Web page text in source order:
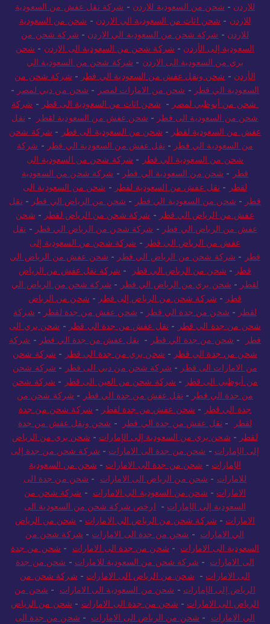
للاردن - شحن من السعودية للاردن - شركة نقل عفش من السعودية
للاردن - شحن اثاث من السعودية الي الاردن - شحن من السعودية
للاردن - شركة شحن من السعودية الي الاردن - شركة شحن من
السعودية إلى الأردن - شركة شحن من السعودية الى الاردن - شحن
بري من السعودية الى الاردن - شركة شحن من السعودية الي
الأردن - شحن ونقل عفش من السعودية الي قطر - شركة شحن من
السعودية الي قطر - شحن من الامارات لمصر - شحن من دبي لمصر -
شحن من أبوظبي لمصر - شحن اثاث من السعودية الى قطر - شركة
شحن من السعودية الى قطر - شحن عفش من السعودية لقطر - نقل
عفش من السعودية لقطر - شحن من السعودية الى قطر - شركة شحن
من السعودية الي قطر - نقل عفش من السعودية الي قطر - شركة
شحن من السعودية الي قطر - شركة شحن من السعودية الى
قطر - شحن من السعودية الي قطر - شركة شحن من السعودية
لقطر - نقل عفش من السعودية لقطر - شحن من السعودية الى
قطر - شحن من السعودية الي قطر - شحن من الرياض الي قطر - نقل
عفش من الرياض الي قطر - شركة شحن من الرياض لقطر - شحن
عفش من الرياض الي قطر - شركة شحن من الرياض الي قطر - نقل
عفش من الرياض الي قطر - شركة شحن من السعودية إلى
قطر - شركة شحن من الرياض الي قطر - شحن عفش من الرياض الي
قطر - شحن من الرياض الي قطر - شركة نقل عفش من الرياض
لقطر - شحن بري من الرياض الي قطر - شركة شحن من الرياض الي
قطر - شركة شحن من الرياض إلى قطر - شحن من الرياض
لقطر - شحن من جدة الي قطر - شحن عفش من جدة لقطر - شركة
شحن من جدة الي قطر - نقل عفش من جدة الي قطر - شحن بري الى
قطر
- شحن من جدة الي قطر - نقل عفش من جدة الي قطر - شركة
شحن من جدة الي قطر - شحن بري من جدة الي قطر - شركة شحن
من الامارات الى قطر - شركة شحن من دبي الى قطر - شركة شحن
من أبوظبي الى قطر - شركة شحن من العين الى قطر - شركة شحن
من جدة الي قطر - نقل عفش من جدة الي قطر - شركة شحن من
جدة الي قطر - شحن عفش من جدة لقطر - شركة شحن من جدة
لقطر
- نقل عفش من جدة الي قطر - شحن ونقل عفش من جدة
لقطر - شحن بري من السعودية إلى الإمارات - شحن بري من الرياض
إلى الإمارات - شحن من جدة الى الامارات - شركة شحن من جدة إلى
الإمارات - شحن من جدة الى الامارات - شحن من السعودية
للامارات - شحن من الرياض الى الامارات - شحن من جدة الى
الامارات - شحن من السعودية الي الامارات - شركة شحن من
السعودية إلى الإمارات - ارخص شركة شحن من السعودية الى
الامارات - شركة شحن من الرياض الي الامارات - شحن من الرياض
الي الامارات - شحن من جدة الى الامارات - شركة شحن من
السعودية الى الامارات - شحن من جدة الى الامارات - شحن من جدة
الى الامارات - شركة شحن من السعودية للامارات - شحن من جدة
الى الامارات - شحن من الرياض الى الامارات - شركة شحن من
الرياض إلى الإمارات - شحن من السعودية الى الامارات - شحن من
الرياض الى الامارات - شحن من جدة الى الامارات - شحن من الرياض
الي الامارات - شحن من الرياض الى الامارات - شحن من جدة الى